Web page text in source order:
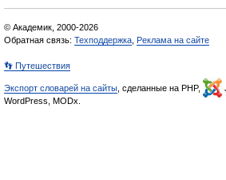
© Академик, 2000-2026
Обратная связь: Техподдержка Реклама на сайте
👣 Путешествия
Экспорт словарей на сайты , сделанные на PHP,
WordPress, MODx.